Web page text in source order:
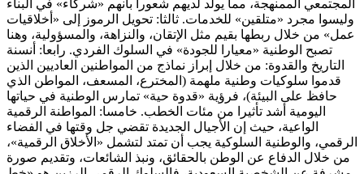
المجتمعي الممنهجة، مما يولد لديهم شعورا بأنهم «شركاء» في البناء
وليسوا مجرد «متلقين» للخدمات. ثالثا: تحويل الرموز إلى «أخلاقيات
عمل» من خلال ربطها بقيم مثل الإتقان، والنزاهة، والمسؤولية، وهنا
تصبح الوطنية «معيارا للجودة» في السلوك الفردي. رابعا: أنسنة
التاريخ والقدوة: من خلال إبراز نماذج من المواطنين العاديين الذين
قدموا سلوكيات وطنية ملهمة (المخترع، المسعف، المواطن الذي
حافظ على البيئة)، فرؤية «قدوة حية» تمارس الوطنية في حياتها
اليومية أشد تأثيرا من مئات الخطب. خامسا: المواطنة الرقمية
الواعية، حيث إن الأجيال الجديدة تقضي جل وقتها في الفضاء
الرقمي، والوطنية السلوكية يجب أن تمتد لتشمل «الأخلاق الرقمية»،
من خلال الدفاع عن الوطن بالحقائق، ونبذ الشائعات، وتقديم صورة